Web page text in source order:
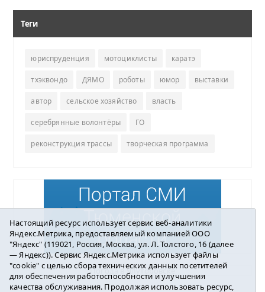
Теги
юриспруденция мотоциклисты каратэ
тхэквондо ДЯМО роботы юмор выставки
автор сельское хозяйство власть
серебрянные волонтёры ГО
реконструкция трассы творческая программа
Погода в Ялуторовске
Настоящий ресурс использует сервис веб-аналитики
Яндекс.Метрика, предоставляемый компанией ООО
"Яндекс" (119021, Россия, Москва, ул. Л. Толстого, 16 (далее
— Яндекс)). Сервис Яндекс.Метрика использует файлы
"cookie" с целью сбора технических данных посетителей
для обеспечения работоспособности и улучшения
качества обслуживания. Продолжая использовать ресурс,